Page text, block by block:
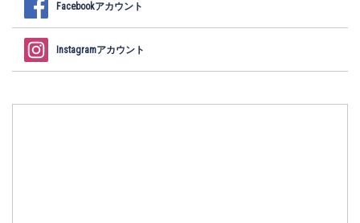
Facebookアカウント
Instagramアカウント